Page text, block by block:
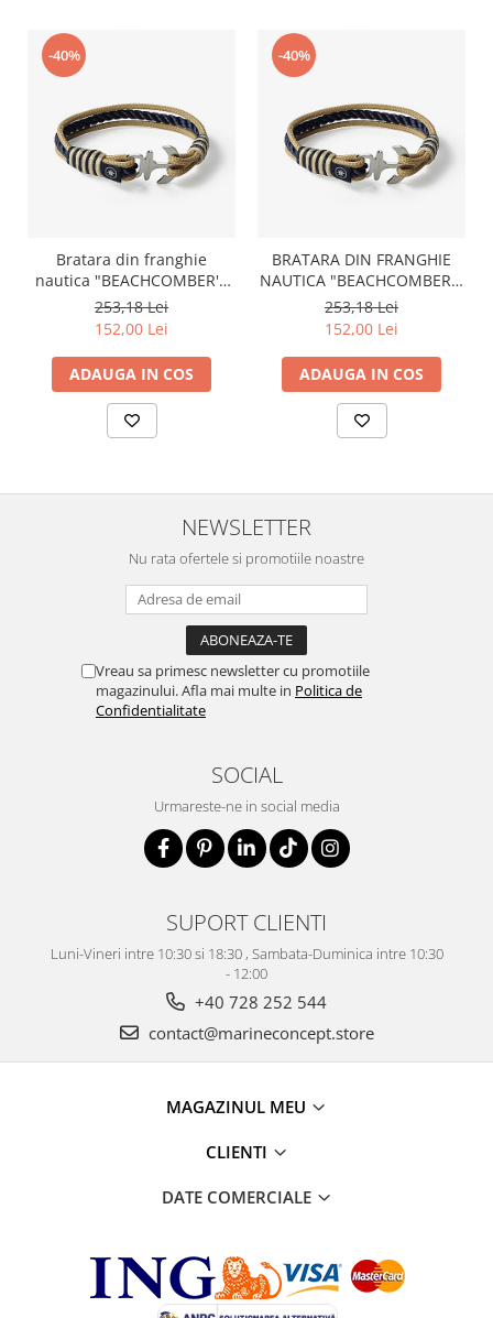
-40%
Bratara din franghie
nautica "BEACHCOMBER'S
BRAID", OLD SKIPPER,
marime S, 15 - 16 cm
253,18 Lei
152,00 Lei
ADAUGA IN COS
-40%
BRATARA DIN FRANGHIE
NAUTICA "BEACHCOMBER'S
BRAID", OLD SKIPPER,
MARIME M, 17 - 18 CM
253,18 Lei
152,00 Lei
ADAUGA IN COS
NEWSLETTER
Nu rata ofertele si promotiile noastre
Vreau sa primesc newsletter cu promotiile
magazinului. Afla mai multe in Politica de
Confidentialitate
SOCIAL
Urmareste-ne in social media
SUPORT CLIENTI
Luni-Vineri intre 10:30 si 18:30 , Sambata-Duminica intre 10:30
- 12:00
+40 728 252 544
contact@marineconcept.store
MAGAZINUL MEU
CLIENTI
DATE COMERCIALE